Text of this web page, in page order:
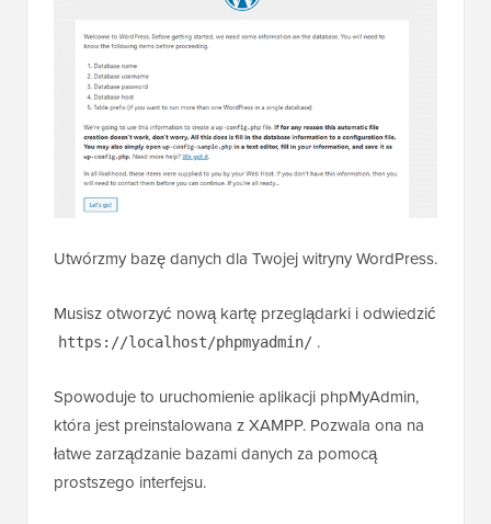
Utwórzmy bazę danych dla Twojej witryny WordPress.
Musisz otworzyć nową kartę przeglądarki i odwiedzić
https://localhost/phpmyadmin/ .
Spowoduje to uruchomienie aplikacji phpMyAdmin,
która jest preinstalowana z XAMPP. Pozwala ona na
łatwe zarządzanie bazami danych za pomocą
prostszego interfejsu.